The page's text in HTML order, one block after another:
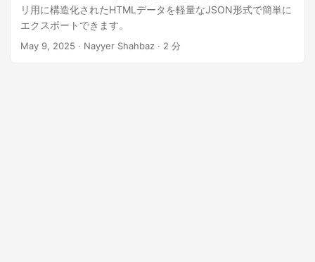
リ用に構造化されたHTMLデータを軽量なJSON形式で簡単に
エクスポートできます。
May 9, 2025 · Nayyer Shahbaz · 2 分